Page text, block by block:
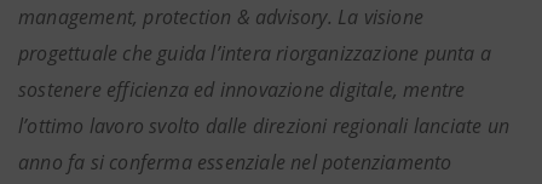
management, protection & advisory. La visione
progettuale che guida l’intera riorganizzazione punta a
sostenere efficienza ed innovazione digitale, mentre
l’ottimo lavoro svolto dalle direzioni regionali lanciate un
anno fa si conferma essenziale nel potenziamento